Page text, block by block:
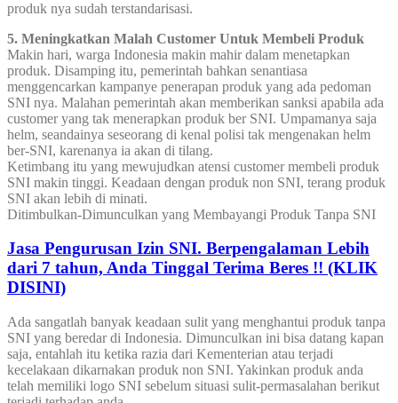
produk nya sudah terstandarisasi.
5. Meningkatkan Malah Customer Untuk Membeli Produk
Makin hari, warga Indonesia makin mahir dalam menetapkan
produk. Disamping itu, pemerintah bahkan senantiasa
menggencarkan kampanye penerapan produk yang ada pedoman
SNI nya. Malahan pemerintah akan memberikan sanksi apabila ada
customer yang tak menerapkan produk ber SNI. Umpamanya saja
helm, seandainya seseorang di kenal polisi tak mengenakan helm
ber-SNI, karenanya ia akan di tilang.
Ketimbang itu yang mewujudkan atensi customer membeli produk
SNI makin tinggi. Keadaan dengan produk non SNI, terang produk
SNI akan lebih di minati.
Ditimbulkan-Dimunculkan yang Membayangi Produk Tanpa SNI
Jasa Pengurusan Izin SNI. Berpengalaman Lebih
dari 7 tahun, Anda Tinggal Terima Beres !! (KLIK
DISINI)
Ada sangatlah banyak keadaan sulit yang menghantui produk tanpa
SNI yang beredar di Indonesia. Dimunculkan ini bisa datang kapan
saja, entahlah itu ketika razia dari Kementerian atau terjadi
kecelakaan dikarnakan produk non SNI. Yakinkan produk anda
telah memiliki logo SNI sebelum situasi sulit-permasalahan berikut